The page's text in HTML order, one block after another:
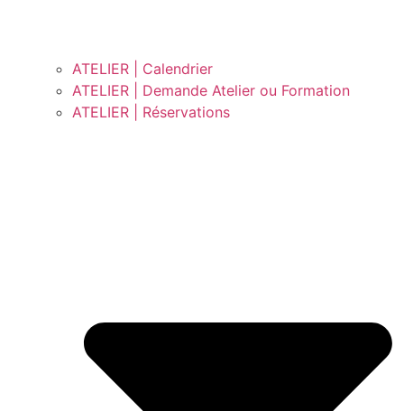
ATELIER | Calendrier
ATELIER | Demande Atelier ou Formation
ATELIER | Réservations